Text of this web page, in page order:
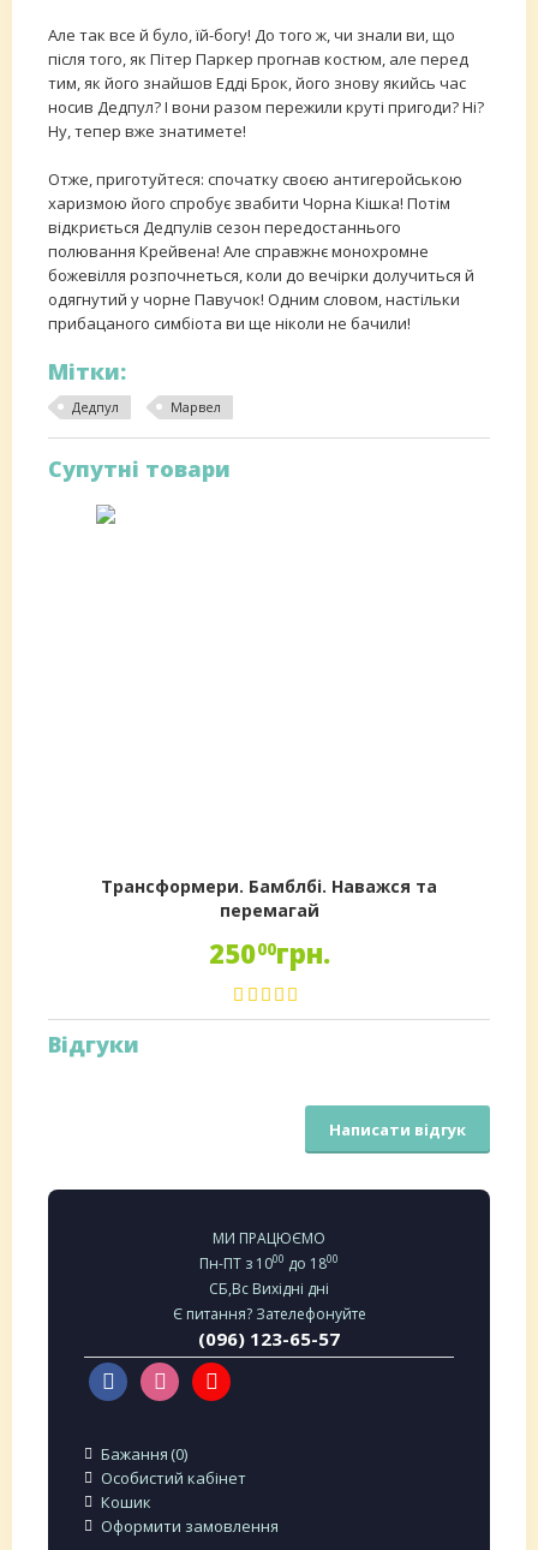
Але так все й було, їй-богу! До того ж, чи знали ви, що
після того, як Пітер Паркер прогнав костюм, але перед
тим, як його знайшов Едді Брок, його знову якийсь час
носив Дедпул? І вони разом пережили круті пригоди? Ні?
Ну, тепер вже знатимете!
Отже, приготуйтеся: спочатку своєю антигеройською
харизмою його спробує звабити Чорна Кішка! Потім
відкриється Дедпулів сезон передостаннього
полювання Крейвена! Але справжнє монохромне
божевілля розпочнеться, коли до вечірки долучиться й
одягнутий у чорне Павучок! Одним словом, настільки
прибацаного симбіота ви ще ніколи не бачили!
Мітки:
Дедпул Марвел
Супутні товари
Трансформери. Бамблбі. Наважся та
перемагай
25000грн.
Відгуки
Написати відгук
МИ ПРАЦЮЄМО
Пн-ПТ з 1000 до 1800
СБ,Вс Вихідні дні
Є питання? Зателефонуйте
(096) 123-65-57
Бажання 0
Особистий кабінет
Кошик
Оформити замовлення